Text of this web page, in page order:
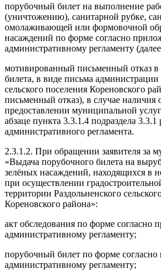
порубочный билет на выполнение
(уничтожению), санитарной рубке,
омолаживающей или формовочной
насаждений по форме согласно
административному регламенту
мотивированный письменный отказ в
билета, в виде письма администрации
сельского поселения Кореновского
письменный отказ), в случае наличия
предоставлении муниципальной
абзаце пункта 3.3.1.4 подраздела 3.3.1
административного регламента.
2.3.1.2. При обращении заявителя за
«Выдача порубочного билета на
зелёных насаждений, находящихся в
при осуществлении
территории Раздольненского
Кореновского района»:
акт обследования по форме
административному регламенту;
порубочный билет по форме
административному регламенту;